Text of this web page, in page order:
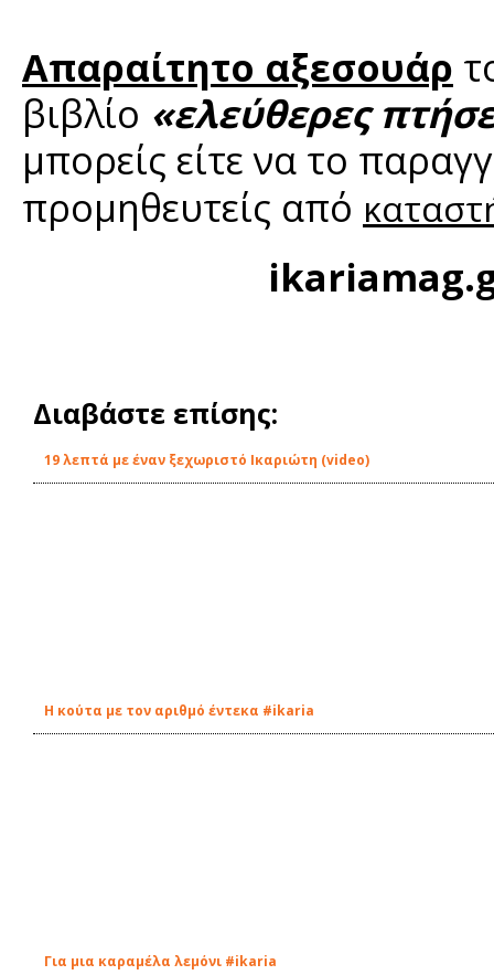
Απαραίτητο αξεσουάρ
βιβλίο «ελεύθερες
μπορείς είτε να το
προμηθευτείς από
Διαβάστε επίσης:
19 λεπτά με έναν ξεχωριστό Ικαριώτη (video)
Η κούτα με τον αριθμό έντεκα #ikaria
Για μια καραμέλα λεμόνι #ikaria